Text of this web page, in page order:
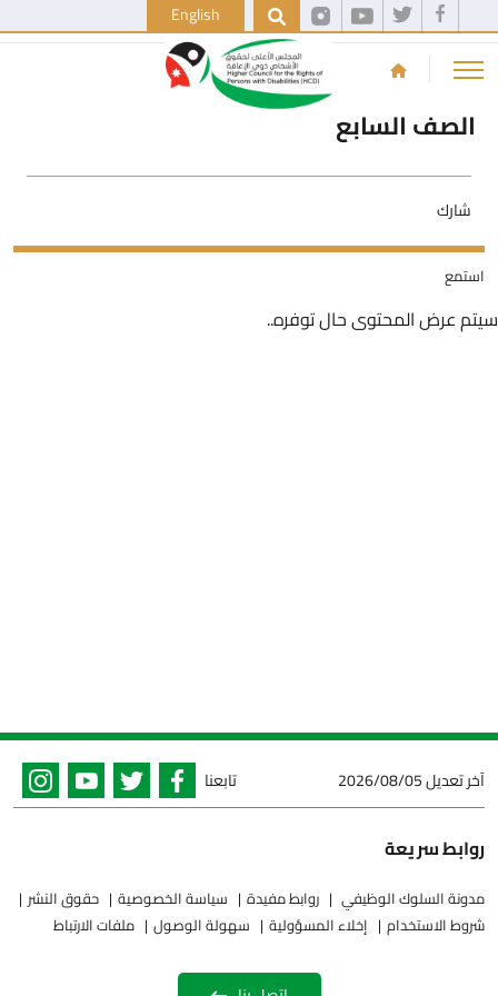
English
الصف السابع
شارك
استمع
سيتم عرض المحتوى حال توفره..
آخر تعديل2026/08/05 تابعنا
روابط سريعة
مدونة السلوك الوظيفي روابط مفيدة سياسة الخصوصية
حقوق النشر
شروط الاستخدام
إخلاء المسؤولية سهولة الوصول ملفات الارتباط